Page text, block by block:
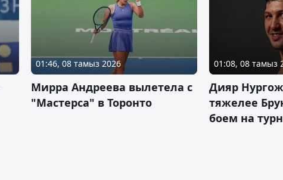
01:46, 08 тамыз 2026
Мирра Андреева вылетела с
"Мастерса" в Торонто
01:08, 08 тамыз
Дияр
тяжелее
боем на